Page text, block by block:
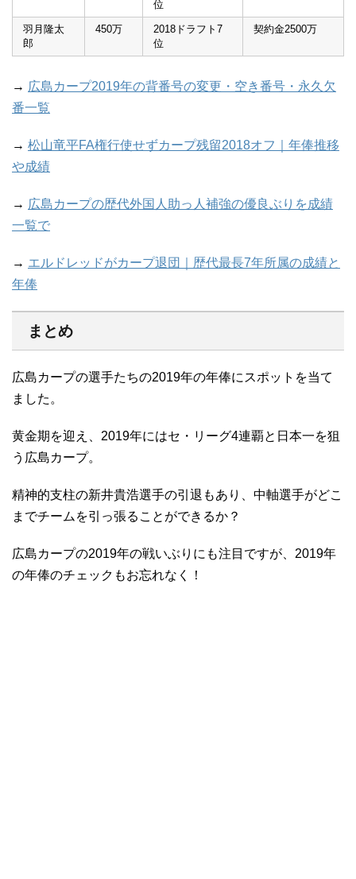
位
羽月隆太
郎
450万
2018ドラフト7
位
契約金2500万
→ 広島カープ2019年の背番号の変更・空き番号・永久欠
番一覧
→ 松山竜平FA権行使せずカープ残留2018オフ｜年俸推移
や成績
→ 広島カープの歴代外国人助っ人補強の優良ぶりを成績
一覧で
→ エルドレッドがカープ退団｜歴代最長7年所属の成績と
年俸
まとめ
広島カープの選手たちの2019年の年俸にスポットを当て
ました。
黄金期を迎え、2019年にはセ・リーグ4連覇と日本一を狙
う広島カープ。
精神的支柱の新井貴浩選手の引退もあり、中軸選手がどこ
までチームを引っ張ることができるか？
広島カープの2019年の戦いぶりにも注目ですが、2019年
の年俸のチェックもお忘れなく！